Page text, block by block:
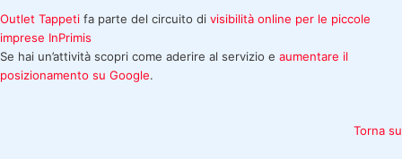
Outlet Tappeti fa parte del circuito divisibilità online per le piccole
imprese InPrimis
Se hai un’attività scopri come aderire al servizio eaumentare il
posizionamento su Google.
Torna su